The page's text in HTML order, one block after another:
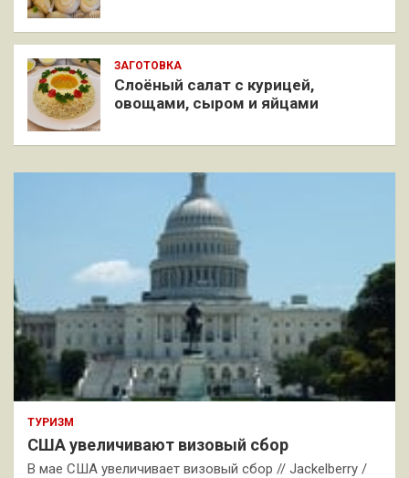
ЗАГОТОВКА
Слоёный салат с курицей,
овощами, сыром и яйцами
ТУРИЗМ
США увеличивают визовый сбор
В мае США увеличивает визовый сбор // Jackelberry /